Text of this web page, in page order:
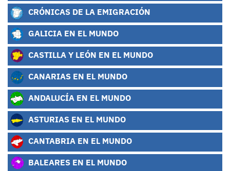
CRÓNICAS DE LA EMIGRACIÓN
GALICIA EN EL MUNDO
CASTILLA Y LEÓN EN EL MUNDO
CANARIAS EN EL MUNDO
ANDALUCÍA EN EL MUNDO
ASTURIAS EN EL MUNDO
CANTABRIA EN EL MUNDO
BALEARES EN EL MUNDO